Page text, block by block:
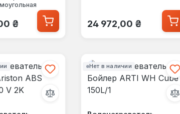
₴ Обычная цена:
24 972,00 ₴
Нет в наличии